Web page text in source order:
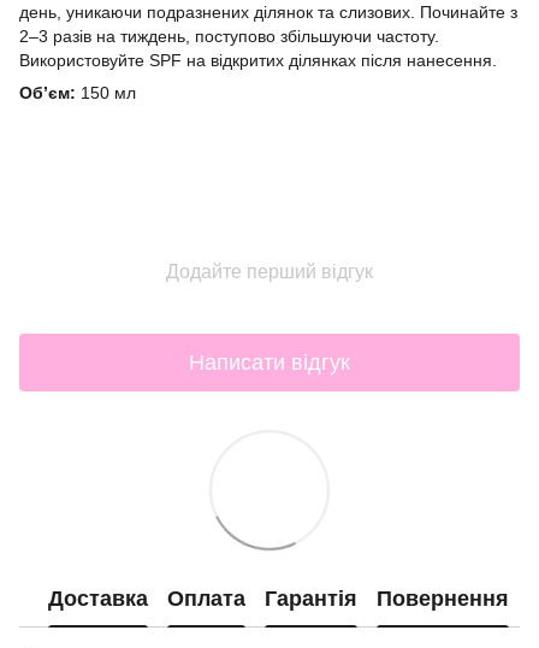
день, уникаючи подразнених ділянок та слизових. Починайте з
2–3 разів на тиждень, поступово збільшуючи частоту.
Використовуйте SPF на відкритих ділянках після нанесення.
Об’єм: 150 мл
Додайте перший відгук
Написати відгук
Доставка Оплата Гарантія Повернення